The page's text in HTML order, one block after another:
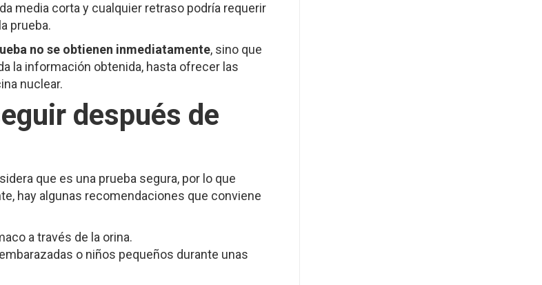
media corta y cualquier retraso podría requerir
prueba.
no se obtienen inmediatamente, sino que
la información obtenida, hasta ofrecer las
nuclear.
después de
que es una prueba segura, por lo que
hay algunas recomendaciones que conviene
a través de la orina.
o niños pequeños durante unas